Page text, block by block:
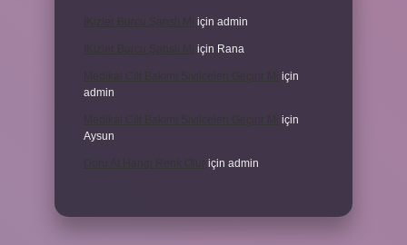
için admin
için Rana
için
admin
için
Aysun
için admin